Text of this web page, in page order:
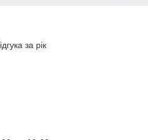
за рік